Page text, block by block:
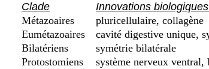
Clade
Innovations
Métazoaires
pluricellulaire, collagène
Eumétazoaires
cavité digestive unique,
Bilatériens
symétrie bilatérale
Protostomiens
système nerveux ventral,